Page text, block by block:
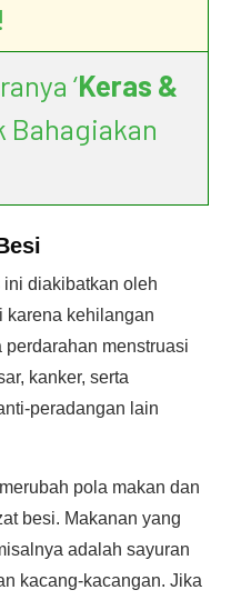
‘Keras &
Bahagiakan
diakibatkan oleh
karena kehilangan
menstruasi
kanker, serta
peradangan lain
pola makan dan
besi. Makanan yang
adalah sayuran
kacang-kacangan. Jika